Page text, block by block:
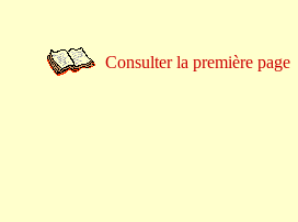
Consulter la première page